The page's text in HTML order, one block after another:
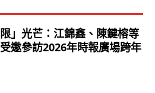
」光芒：江錦鑫、陳鍵榕等
邀參訪2026年時報廣場跨年